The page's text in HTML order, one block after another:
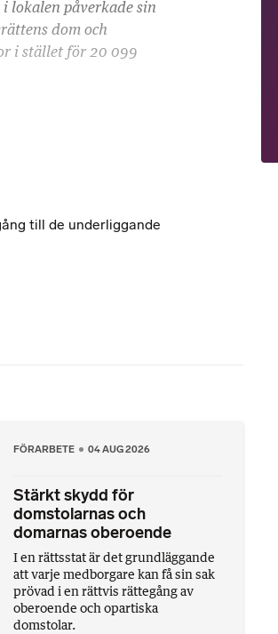
lokalen påverkade sin
dom och
i stället för 20 099
till de underliggande
FÖRARBETE 04 AUG 2026
Stärkt skydd för
domstolarnas och
domarnas oberoende
I en rättsstat är det grundläggande
att varje medborgare kan få sin sak
prövad i en rättvis rättegång av
oberoende och opartiska
domstolar.